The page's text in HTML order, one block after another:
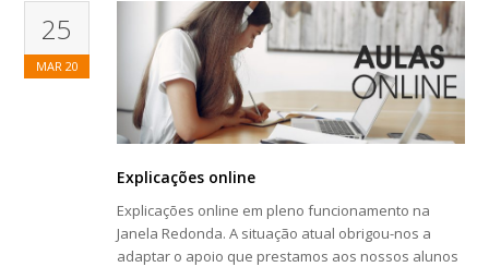
25
MAR 20
Explicações online
Explicações online em pleno funcionamento na
Janela Redonda. A situação atual obrigou-nos a
adaptar o apoio que prestamos aos nossos alunos